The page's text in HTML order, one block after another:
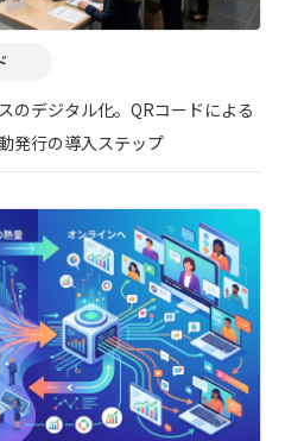
のデジタル化。QRコードによる
発行の導入ステップ